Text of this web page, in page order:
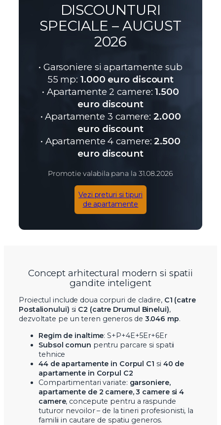
DISCOUNTURI
SPECIALE – AUGUST
2026
•⁠ ⁠Garsoniere si apartamente sub
55 mp:1.000 euro discount
•⁠ ⁠Apartamente 2 camere:1.500
euro discount
•⁠ ⁠Apartamente 3 camere: 2.000
euro discount
•⁠ ⁠Apartamente 4 camere:2.500
euro discount
Promotie valabila pana la 31.08.2026
Vezi preturi si tipuri
de apartamente
Concept arhitectural modern si spatii
gandite inteligent
Proiectul include doua corpuri de cladire, C1 (catre
Postalionului) si C2 (catre Drumul Binelui),
dezvoltate pe un teren generos de 3.046 mp.
Regim de inaltime: S+P+4E+5Er+6Er
Subsol comun pentru parcare si spatii
tehnice
44 de apartamente in Corpul C1 si 40 de
apartamente in Corpul C2
Compartimentari variate: garsoniere,
apartamente de 2 camere, 3 camere si 4
camere, concepute pentru a raspunde
tuturor nevoilor – de la tineri profesionisti, la
familii in cautare de spatiu generos.